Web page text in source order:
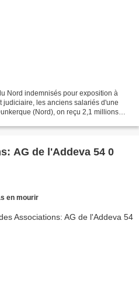
Nord indemnisés pour exposition à
judiciaire, les anciens salariés d'une
(Nord), on reçu 2,1 millions
AG de l'Addeva 54 0
en mourir